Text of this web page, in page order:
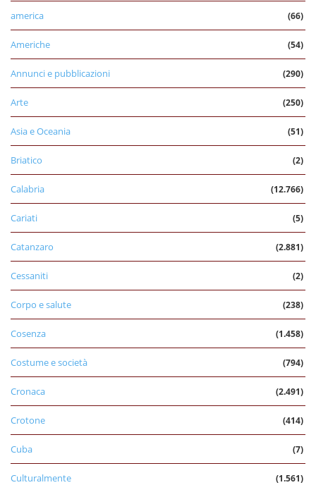
america (66)
Americhe (54)
Annunci e pubblicazioni (290)
Arte (250)
Asia e Oceania (51)
Briatico (2)
Calabria (12.766)
Cariati (5)
Catanzaro (2.881)
Cessaniti (2)
Corpo e salute (238)
Cosenza (1.458)
Costume e società (794)
Cronaca (2.491)
Crotone (414)
Cuba (7)
Culturalmente (1.561)